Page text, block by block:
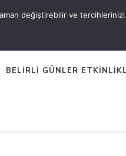
BELİRLİ GÜNLER
değiştirebilir ve